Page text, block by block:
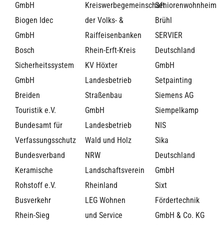
GmbH
Biogen Idec
GmbH
Bosch
Sicherheitssystem
GmbH
Breiden
Touristik e.V.
Bundesamt für
Verfassungsschutz
Bundesverband
Keramische
Rohstoff e.V.
Busverkehr
Rhein-Sieg
Kreiswerbegemeinschaft
der Volks- &
Raiffeisenbanken
Rhein-Erft-Kreis
KV Höxter
Landesbetrieb
Straßenbau
GmbH
Landesbetrieb
Wald und Holz
NRW
Landschaftsverein
Rheinland
LEG Wohnen
und Service
Seniorenwohnheim
Brühl
SERVIER
Deutschland
GmbH
Setpainting
Siemens AG
Siempelkamp
NIS
Sika
Deutschland
GmbH
Sixt
Fördertechnik
GmbH & Co. KG